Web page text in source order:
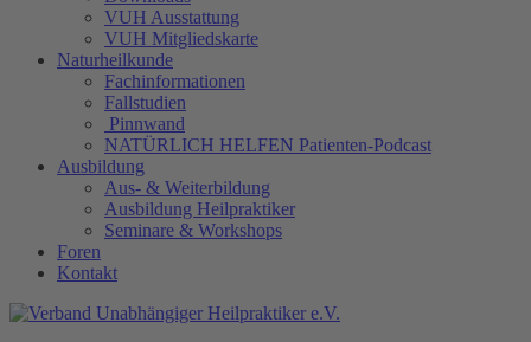
VUH Ausstattung
VUH Mitgliedskarte
Naturheilkunde
Fachinformationen
Fallstudien
Pinnwand
NATÜRLICH HELFEN Patienten-Podcast
Ausbildung
Aus- & Weiterbildung
Ausbildung Heilpraktiker
Seminare & Workshops
Foren
Kontakt